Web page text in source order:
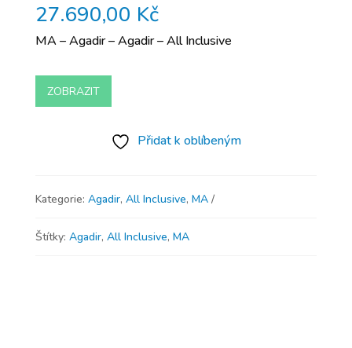
27.690,00 Kč
MA – Agadir – Agadir – All Inclusive
ZOBRAZIT
Přidat k oblíbeným
Kategorie: Agadir, All Inclusive, MA
Štítky: Agadir, All Inclusive, MA